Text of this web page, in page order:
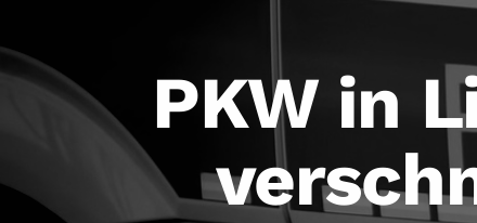
PKW in